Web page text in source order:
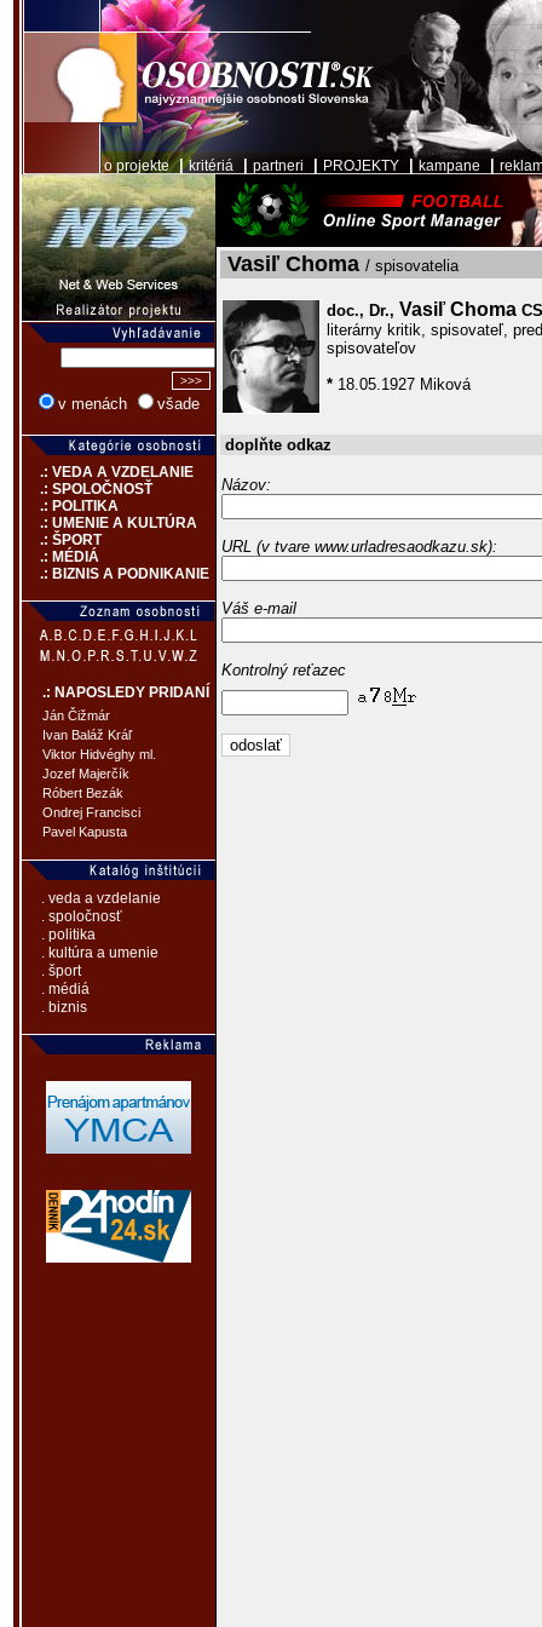
o projekte|kritériá partneri PROJEKTY kampane
v menách všade
.: VEDA A VZDELANIE
.: SPOLOČNOSŤ
.: POLITIKA
.: UMENIE A KULTÚRA
.: ŠPORT
.: MÉDIÁ
.: BIZNIS A PODNIKANIE
.: NAPOSLEDY PRIDANÍ
Ján Čižmár
Ivan Baláž Kráľ
Viktor Hidvéghy ml.
Jozef Majerčík
Róbert Bezák
Ondrej Francisci
Pavel Kapusta
. veda a vzdelanie
. spoločnosť
. politika
. kultúra a umenie
. šport
. médiá
. biznis
Vasiľ Choma / spisovatelia
doc., Dr., Vasiľ Choma
literárny kritik, spisovateľ,
spisovateľov
* 18.05.1927 Miková
doplňte odkaz
Názov:
URL (v tvare www.urladresaodkazu.sk):
Váš e-mail
Kontrolný reťazec